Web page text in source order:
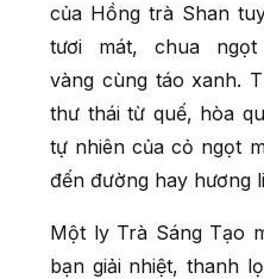
của Hồng trà Shan
tươi mát, chua
vàng cùng táo xanh.
thư thái từ quế, hòa
tự nhiên của cỏ ngọt
đến đường hay hương
Một ly Trà Sáng Tạo
bạn giải nhiệt, thanh